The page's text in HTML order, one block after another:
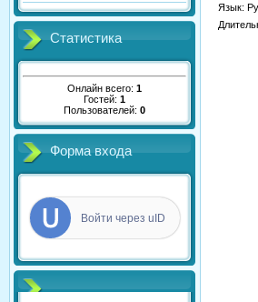
Статистика
Онлайн всего: 1
Гостей: 1
Пользователей: 0
Форма входа
Войти через uID
Язык: